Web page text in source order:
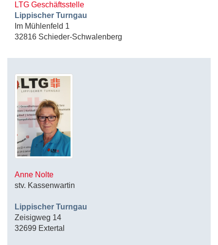
LTG Geschäftsstelle
Lippischer Turngau
Im Mühlenfeld 1
32816 Schieder-Schwalenberg
Anne Nolte
stv. Kassenwartin
Lippischer Turngau
Zeisigweg 14
32699 Extertal